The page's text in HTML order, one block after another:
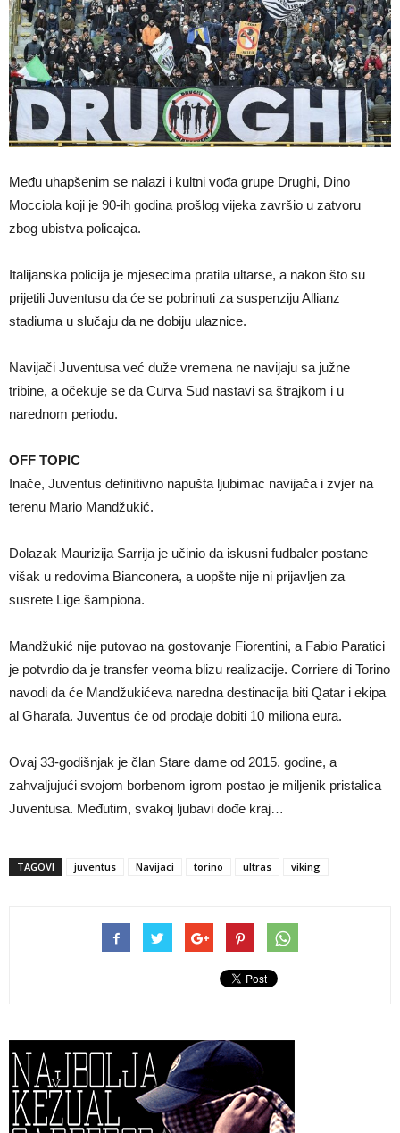
Među uhapšenim se nalazi i kultni vođa grupe Drughi, Dino
Mocciola koji je 90-ih godina prošlog vijeka završio u zatvoru
zbog ubistva policajca.
Italijanska policija je mjesecima pratila ultarse, a nakon što su
prijetili Juventusu da će se pobrinuti za suspenziju Allianz
stadiuma u slučaju da ne dobiju ulaznice.
Navijači Juventusa već duže vremena ne navijaju sa južne
tribine, a očekuje se da Curva Sud nastavi sa štrajkom i u
narednom periodu.
OFF TOPIC
Inače, Juventus definitivno napušta ljubimac navijača i zvjer na
terenu Mario Mandžukić.
Dolazak Maurizija Sarrija je učinio da iskusni fudbaler postane
višak u redovima Bianconera, a uopšte nije ni prijavljen za
susrete Lige šampiona.
Mandžukić nije putovao na gostovanje Fiorentini, a Fabio Paratici
je potvrdio da je transfer veoma blizu realizacije. Corriere di Torino
navodi da će Mandžukićeva naredna destinacija biti Qatar i ekipa
al Gharafa. Juventus će od prodaje dobiti 10 miliona eura.
Ovaj 33-godišnjak je član Stare dame od 2015. godine, a
zahvaljujući svojom borbenom igrom postao je miljenik pristalica
Juventusa. Međutim, svakoj ljubavi dođe kraj…
TAGOVI juventus Navijaci torino ultras viking